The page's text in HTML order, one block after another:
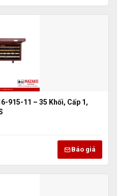
915-11 – 35 Khối, Cấp 1,
Báo giá